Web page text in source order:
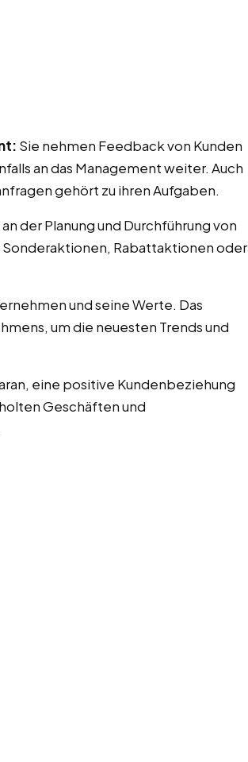
Sie nehmen Feedback von Kunden
an das Management weiter. Auch
gehört zu ihren Aufgaben.
der Planung und Durchführung von
Rabattaktionen oder
und seine Werte. Das
um die neuesten Trends und
eine positive Kundenbeziehung
Geschäften und